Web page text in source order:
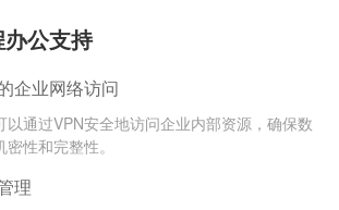
公支持
企业网络访问
以通过VPN安全地访问企业内部资源，确保数
密性和完整性。
理